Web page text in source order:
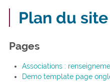
Plan du site
Pages
Associations :
Demo template page